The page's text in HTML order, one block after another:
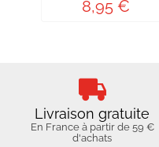
8,95 €
Livraison gratuite
En France à partir de 59 €
d'achats